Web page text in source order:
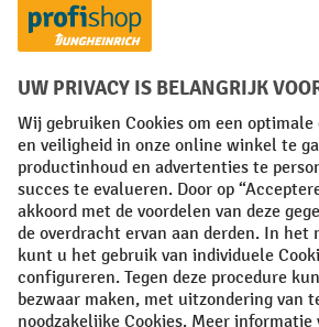
Facebook
YouTube
LinkedInInstagram
Algemene leveringsvoorwaarden
Privacyverklaring Privacy
All prices excl. VAT plusshipping costs and
if not stated otherwise.
¹ De korting is geldig zolang de voorraad
toepassing op speciale prijzen. Een